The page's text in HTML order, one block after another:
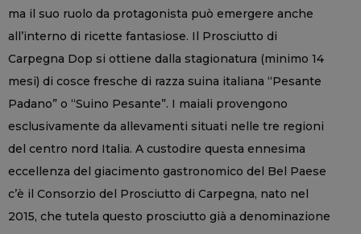
ma il suo ruolo da protagonista può emergere anche
all’interno di ricette fantasiose. Il Prosciutto di
Carpegna Dop si ottiene dalla stagionatura (minimo 14
mesi) di cosce fresche di razza suina italiana “Pesante
Padano” o “Suino Pesante”. I maiali provengono
esclusivamente da allevamenti situati nelle tre regioni
del centro nord Italia. A custodire questa ennesima
eccellenza del giacimento gastronomico del Bel Paese
c’è il Consorzio del Prosciutto di Carpegna, nato nel
2015, che tutela questo prosciutto già a denominazione